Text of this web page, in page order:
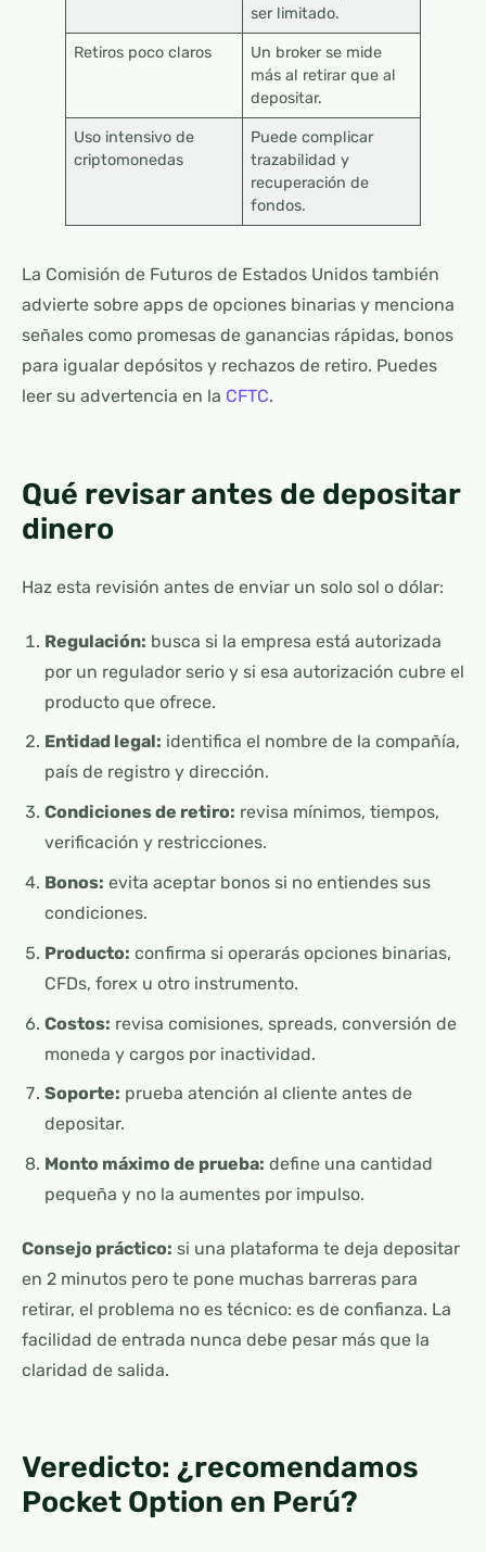
ser limitado.
Retiros poco claros
Un broker se mide
más al retirar que al
depositar.
Uso intensivo de
criptomonedas
Puede complicar
trazabilidad y
recuperación de
fondos.
La Comisión de Futuros de Estados Unidos también
advierte sobre apps de opciones binarias y menciona
señales como promesas de ganancias rápidas, bonos
para igualar depósitos y rechazos de retiro. Puedes
leer su advertencia en la CFTC.
Qué revisar antes de depositar
dinero
Haz esta revisión antes de enviar un solo sol o dólar:
Regulación: busca si la empresa está autorizada
por un regulador serio y si esa autorización cubre el
producto que ofrece.
Entidad legal: identifica el nombre de la compañía,
país de registro y dirección.
Condiciones de retiro: revisa mínimos, tiempos,
verificación y restricciones.
Bonos: evita aceptar bonos si no entiendes sus
condiciones.
Producto: confirma si operarás opciones binarias,
CFDs, forex u otro instrumento.
Costos: revisa comisiones, spreads, conversión de
moneda y cargos por inactividad.
Soporte: prueba atención al cliente antes de
depositar.
Monto máximo de prueba: define una cantidad
pequeña y no la aumentes por impulso.
Consejo práctico: si una plataforma te deja depositar
en 2 minutos pero te pone muchas barreras para
retirar, el problema no es técnico: es de confianza. La
facilidad de entrada nunca debe pesar más que la
claridad de salida.
Veredicto: ¿recomendamos
Pocket Option en Perú?